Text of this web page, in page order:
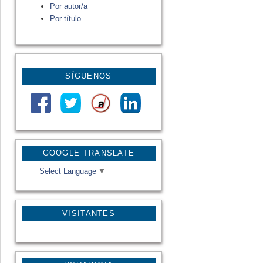
GOOGLE TRANSLATE
Select Language ▼
VISITANTES
Por autor/a
Por título
SÍGUENOS